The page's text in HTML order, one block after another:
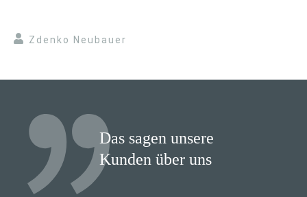
Zdenko Neubauer
Das sagen unsere
Kunden über uns